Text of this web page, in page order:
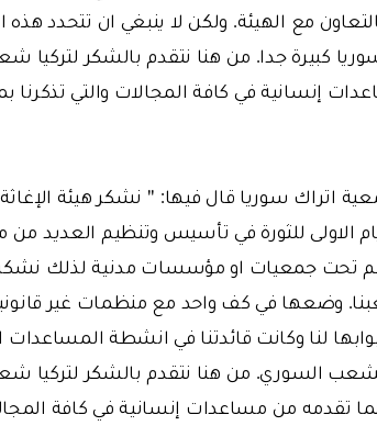
مع الهيئة. ولكن لا ينبغي ان تتحدد
كبيرة جدا. من هنا نتقدم بالشكر لتركيا
إنسانية في كافة المجالات والتي تذكرنا
اتراك سوريا قال فيها: '' نشكر هيئة
الاولى للثورة في تأسيس وتنظيم العديد
تحت جمعيات او مؤسسات مدنية لذلك نشكر
وضعها في كف واحد مع منظمات غير
لنا وكانت قائدتنا في انشطة المساعدات
السوري. من هنا نتقدم بالشكر لتركيا
لما تقدمه من مساعدات إنسانية في كافة